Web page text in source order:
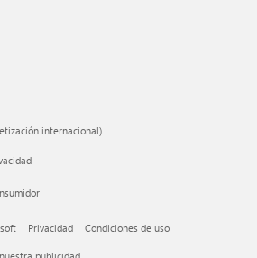
internacional)
Privacidad Condiciones de uso